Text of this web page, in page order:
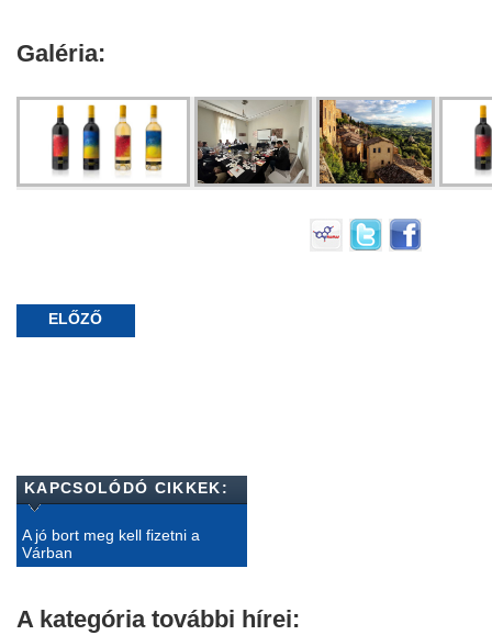
Galéria:
ELŐZŐ
KAPCSOLÓDÓ CIKKEK:
A jó bort meg kell fizetni a
Várban
A kategória további hírei: